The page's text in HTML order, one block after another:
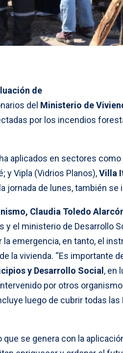
de
del Ministerio de
por los incendios
aplicados en sectores como
y Vipla (Vidrios Planos),Villa
jornada de lunes, también se
Claudia Toledo
y el ministerio de Desarrollo
emergencia, en tanto, el
la vivienda. “Es importante
y Desarrollo Social, en
por otros
luego de cubrir todas las
se genera con la